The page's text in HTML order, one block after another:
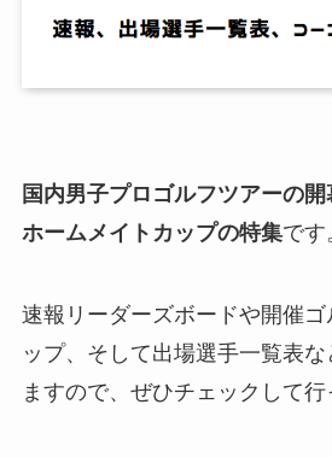
国内男子プロゴルフツアーの開
ホームメイトカップの特集です
速報リーダーズボードや開催
ップ、そして出場選手一覧表
ますので、ぜひチェックして行